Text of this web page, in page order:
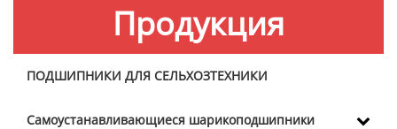
Продукция
ПОДШИПНИКИ ДЛЯ СЕЛЬХОЗТЕХНИКИ
Самоустанавливающиеся шарикоподшипники